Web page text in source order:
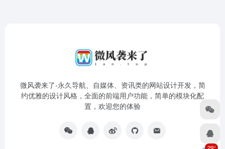
微风袭来了-永久导航、自媒体、资讯类的网站设计开发，简
约优雅的设计风格，全面的前端用户功能，简单的模块化配
置，欢迎您的体验